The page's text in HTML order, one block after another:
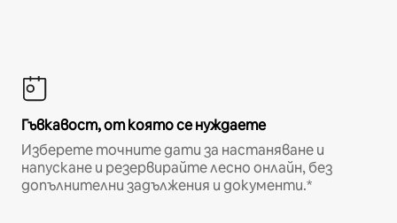
Гъвкавост, от която се нуждаете
Изберете точните дати за настаняване и
напускане и резервирайте лесно онлайн, без
допълнителни задължения и документи.*